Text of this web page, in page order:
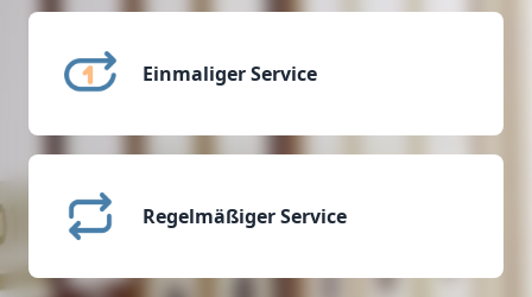
Einmaliger Service
Regelmäßiger Service